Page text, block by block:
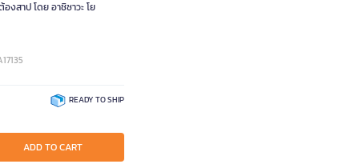
งสาป โดย อาชิซาวะ โย
READY TO SHIP
ADD TO CART